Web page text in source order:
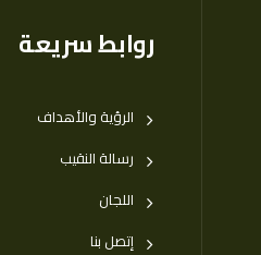
روابط سريعة
الرؤية والأهداف
رسالة النقيب
اللجان
إتصل بنا